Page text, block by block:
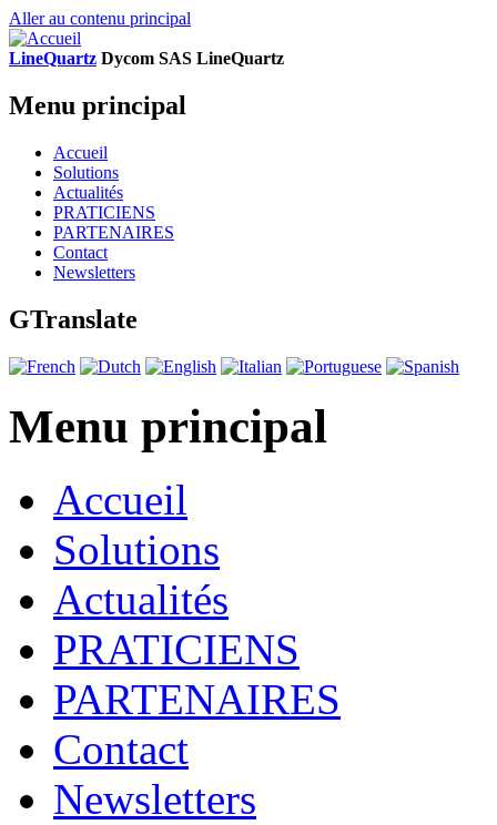
Aller au contenu principal
LineQuartz Dycom SAS LineQuartz
Menu principal
Accueil
Solutions
Actualités
PRATICIENS
PARTENAIRES
Contact
Newsletters
GTranslate
Menu principal
Accueil
Solutions
Actualités
PRATICIENS
PARTENAIRES
Contact
Newsletters